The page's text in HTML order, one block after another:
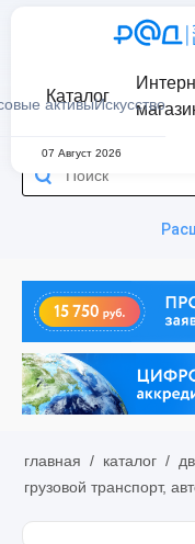
активыИскусство
Каталог
07 Август 2026
главная / каталог /
грузовой транспорт,